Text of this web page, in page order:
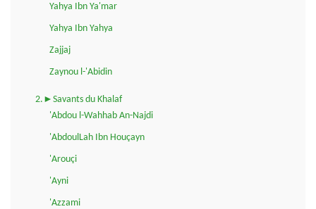
Yahya Ibn Ya'mar
Yahya Ibn Yahya
Zajjaj
Zaynou l-'Abidin
2.►Savants du Khalaf
'Abdou l-Wahhab An-Najdi
'AbdoulLah Ibn Houçayn
'Arouçi
'Ayni
'Azzami